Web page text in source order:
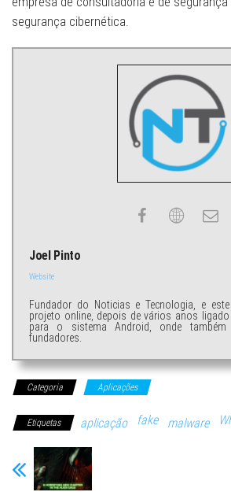
segurança cibernética.
Joel Pinto
Website
Fundador do Noticias e Tecnologia, e
projeto online, depois de vários anos
para o sistema Android, onde
fundadores.
Categoria Aplicações
Etiquetas aplicação fake malware